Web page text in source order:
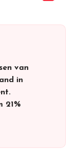
van
in
21%